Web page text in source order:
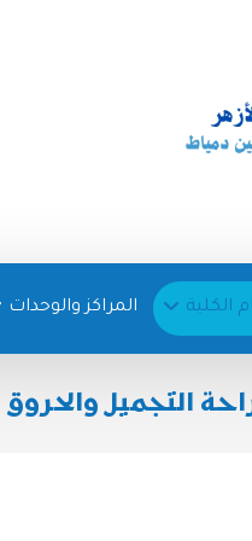
الكلية المراكز والوحدات
التجميل والحروق